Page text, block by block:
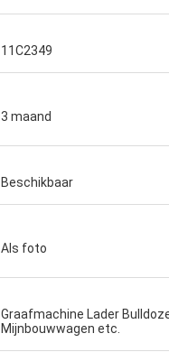
11C2349
3 maand
Beschikbaar
Als foto
Graafmachine Lader
Mijnbouwwagen etc.